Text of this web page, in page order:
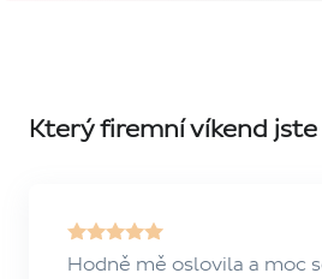
Který firemní víkend jste
Hodně mě oslovila a moc